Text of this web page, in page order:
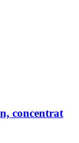
concentrat